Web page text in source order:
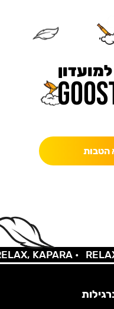
הטבות
KAPARA • RELAX,